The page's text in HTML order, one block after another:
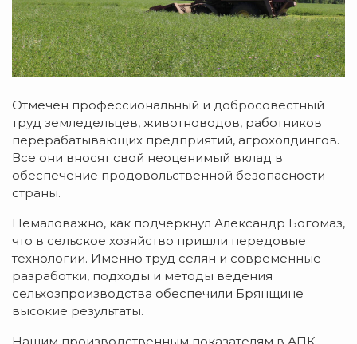
Отмечен профессиональный и добросовестный
труд земледельцев, животноводов, работников
перерабатывающих предприятий, агрохолдингов.
Все они вносят свой неоценимый вклад в
обеспечение продовольственной безопасности
страны.
Немаловажно, как подчеркнул Александр Богомаз,
что в сельское хозяйство пришли передовые
технологии. Именно труд селян и современные
разработки, подходы и методы ведения
сельхозпроизводства обеспечили Брянщине
высокие результаты.